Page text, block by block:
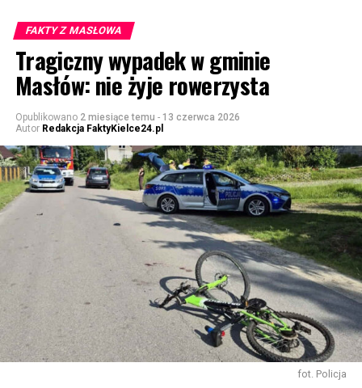
FAKTY Z MASŁOWA
Tragiczny wypadek w gminie
Masłów: nie żyje rowerzysta
Opublikowano 2 miesiące temu - 13 czerwca 2026
Autor Redakcja FaktyKielce24.pl
fot. Policja